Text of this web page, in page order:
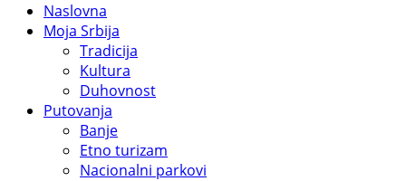
Naslovna
Moja Srbija
Tradicija
Kultura
Duhovnost
Putovanja
Banje
Etno turizam
Nacionalni parkovi